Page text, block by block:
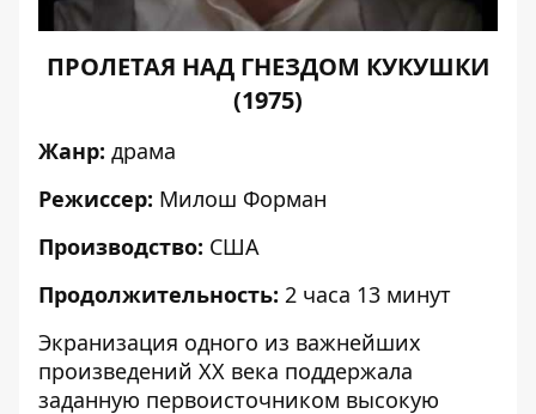
ПРОЛЕТАЯ НАД ГНЕЗДОМ КУКУШКИ
(1975)
Жанр: драма
Режиссер: Милош Форман
Производство: США
Продолжительность: 2 часа 13 минут
Экранизация одного из важнейших
произведений XX века поддержала
заданную первоисточником высокую